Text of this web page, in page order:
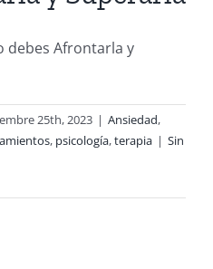
debes Afrontarla y
25th, 2023 | Ansiedad,
, psicología,terapia | Sin